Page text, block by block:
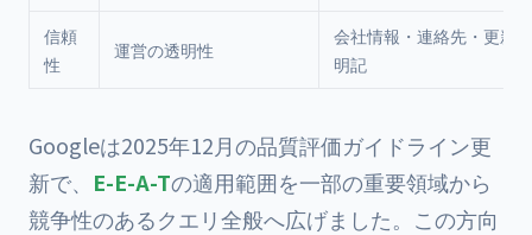
信頼
性
運営の透明性
会社情報・連絡先・更新
明記
Googleは2025年12月の品質評価ガイドライン更
新で、 E-E-A-Tの適用範囲を一部の重要領域から
競争性のあるクエリ全般へ広げました。この方向